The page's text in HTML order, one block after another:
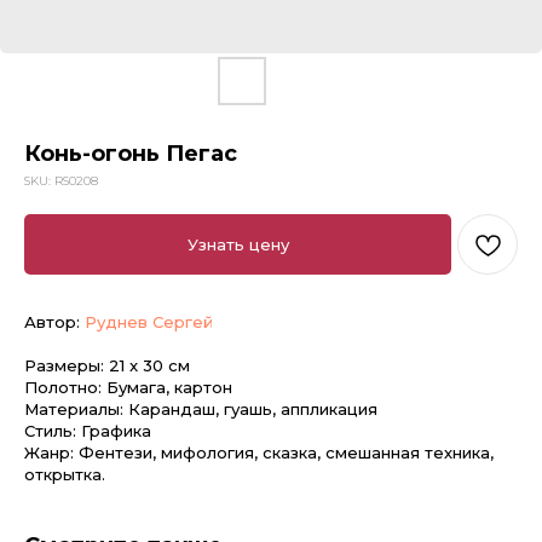
Конь-огонь Пегас
SKU: RS0208
Узнать цену
Автор: Руднев Сергей
Размеры: 21 x 30 см
Полотно: Бумага, картон
Материалы: Карандаш, гуашь, аппликация
Стиль: Графика
Жанр: Фентези, мифология, сказка, смешанная техника,
открытка.